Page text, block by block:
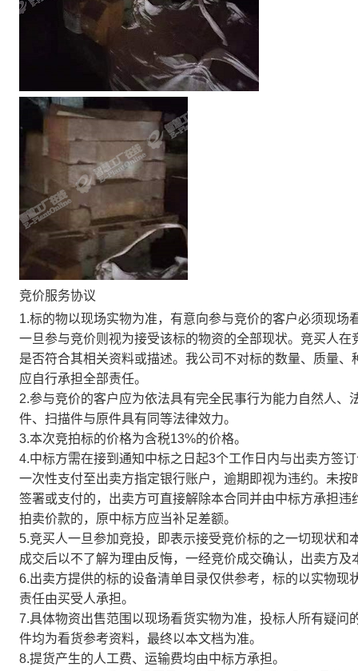
竞价服务协议
1.标的物以现场实物为准，有意向参与竞价的客户必须现
一旦参与竞价则视为接受该标的物资的全部现状。竞买人
是否符合其相关资料或描述。我公司不对标的数量、质量
应自行承担全部责任。
2.参与竞价的客户应为依法具有完全民事行为能力自然人
件、扫描件与原件具有同等法律效力。
3.本次竞拍标的价格为含税13%的价格。
4.中标方需在接到通知中标之日起3个工作日内与出卖方签
一次性支付至出卖方指定银行账户，逾期即视为违约。未
签署或支付的，出卖方可直接解除本合同并由中标方承担
拍卖价款的，原中标方应当补足差额。
5.竞买人一旦参加竞投，
即表示接受竞价标的之一切现状和
成交后以不了解为理由反悔，一经竞价成交确认，出卖方
6.出卖方提供的标的设备清单目录仅供参考，标的以实物
责任由买受人承担。
7.具体物资出售范围以现场看货实物为准，投标人所有疑
件均为看货参考资料，最终以本文档为准。
8.提货产生的人工费、运输费均由中标方承担。